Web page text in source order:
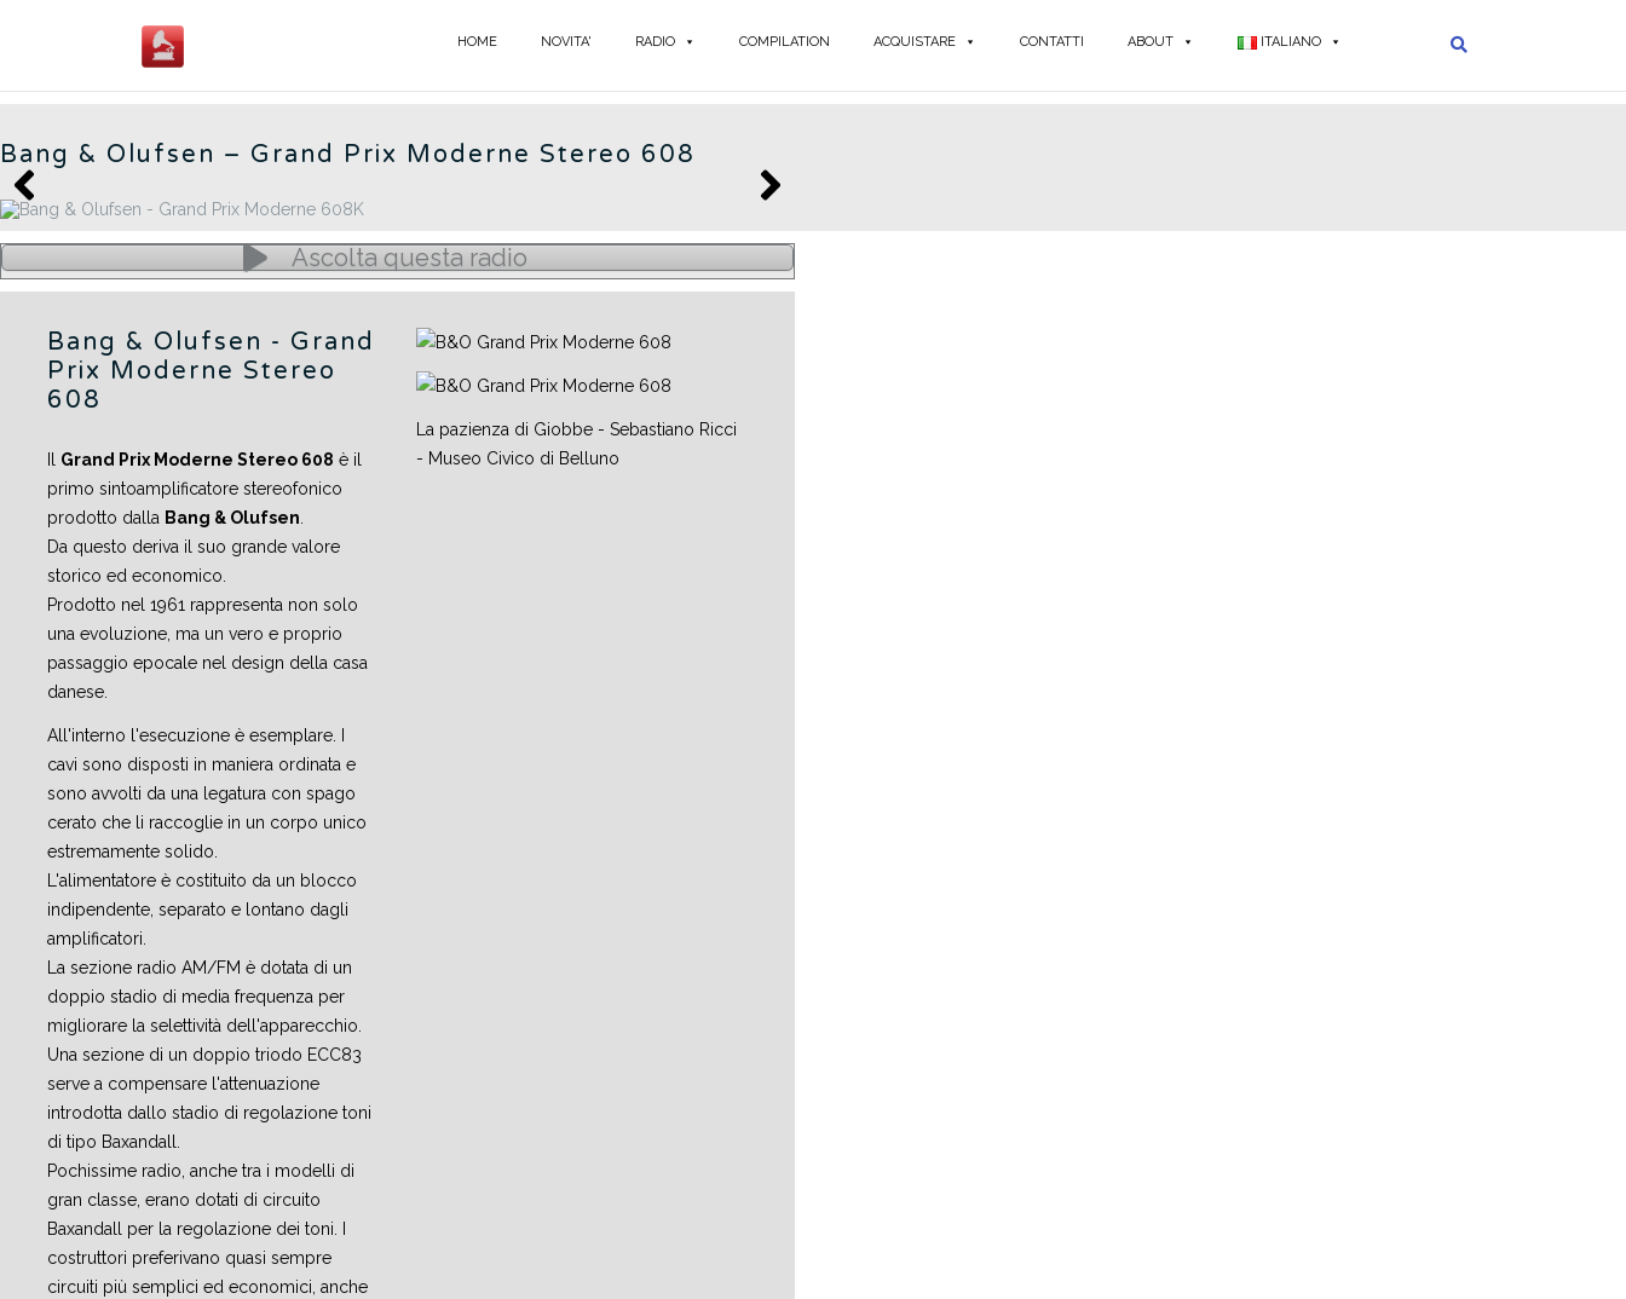
HOME NOVITA' RADIO COMPILATION ACQUISTARE CONTATTI ABOUT ITALIANO
Bang & Olufsen – Grand Prix Moderne Stereo 608
Ascolta questa radio
Bang & Olufsen - Grand
Prix Moderne Stereo
608
Il Grand Prix Moderne Stereo 608 è il
primo sintoamplificatore stereofonico
prodotto dalla Bang & Olufsen.
Da questo deriva il suo grande valore
storico ed economico.
Prodotto nel 1961 rappresenta non solo
una evoluzione, ma un vero e proprio
passaggio epocale nel design della casa
danese.
All'interno l'esecuzione è esemplare. I
cavi sono disposti in maniera ordinata e
sono avvolti da una legatura con spago
cerato che li raccoglie in un corpo unico
estremamente solido.
L'alimentatore è costituito da un blocco
indipendente, separato e lontano dagli
amplificatori.
La sezione radio AM/FM è dotata di un
doppio stadio di media frequenza per
migliorare la selettività dell'apparecchio.
Una sezione di un doppio triodo ECC83
serve a compensare l'attenuazione
introdotta dallo stadio di regolazione toni
di tipo Baxandall.
Pochissime radio, anche tra i modelli di
gran classe, erano dotati di circuito
Baxandall per la regolazione dei toni. I
costruttori preferivano quasi sempre
circuiti più semplici ed economici, anche
La pazienza di Giobbe - Sebastiano Ricci
- Museo Civico di Belluno